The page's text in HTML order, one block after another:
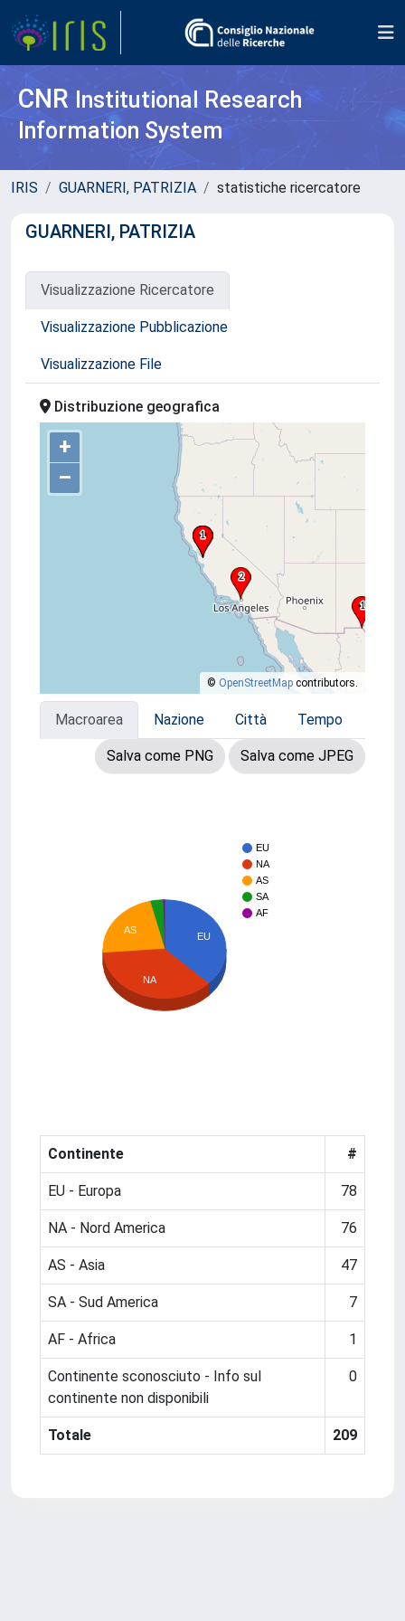
CNR Institutional Research
Information System
IRIS GUARNERI, PATRIZIA statistiche ricercatore
GUARNERI, PATRIZIA
Visualizzazione Ricercatore
Visualizzazione Pubblicazione
Visualizzazione File
Distribuzione geografica
+
–
© OpenStreetMap contributors.
Macroarea Nazione Città Tempo
Salva come PNG Salva come JPEG
EU
NA
AS
SA
AF
EU
AS
NA
Continente #
EU - Europa 78
NA - Nord America 76
AS - Asia 47
SA - Sud America 7
AF - Africa 1
Continente sconosciuto - Info sul
continente non disponibili
0
Totale 209